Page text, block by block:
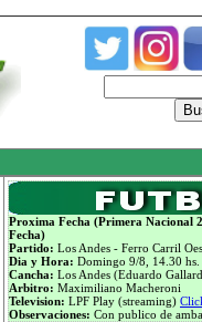
Proxima Fecha (Primera Nacional
Fecha)
Partido: Los Andes - Ferro Carril
Dia y Hora: Domingo 9/8, 14.30 hs.
Cancha: Los Andes (Eduardo
Arbitro: Maximiliano Macheroni
Television: LPF Play (streaming)
Observaciones: Con publico de